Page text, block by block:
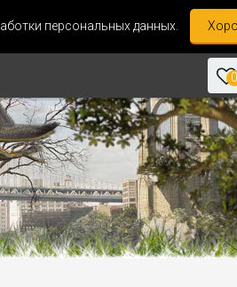
персональных данных.
0